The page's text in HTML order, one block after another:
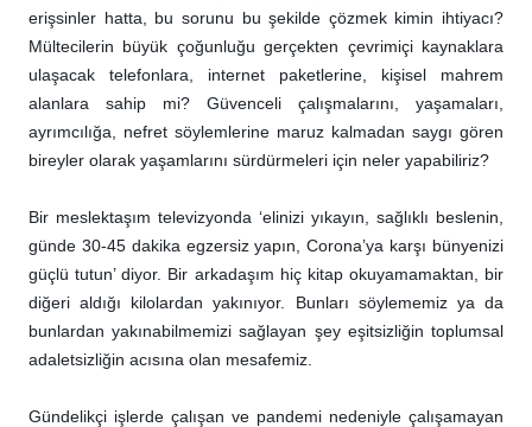
erişsinler hatta, bu sorunu bu şekilde çözmek kimin ihtiyacı?
Mültecilerin büyük çoğunluğu gerçekten çevrimiçi kaynaklara
ulaşacak telefonlara, internet paketlerine, kişisel mahrem
alanlara sahip mi? Güvenceli çalışmalarını, yaşamaları,
ayrımcılığa, nefret söylemlerine maruz kalmadan saygı gören
bireyler olarak yaşamlarını sürdürmeleri için neler yapabiliriz?
Bir meslektaşım televizyonda ‘elinizi yıkayın, sağlıklı beslenin,
günde 30-45 dakika egzersiz yapın, Corona’ya karşı bünyenizi
güçlü tutun’ diyor. Bir arkadaşım hiç kitap okuyamamaktan, bir
diğeri aldığı kilolardan yakınıyor. Bunları söylememiz ya da
bunlardan yakınabilmemizi sağlayan şey eşitsizliğin toplumsal
adaletsizliğin acısına olan mesafemiz.
Gündelikçi işlerde çalışan ve pandemi nedeniyle çalışamayan